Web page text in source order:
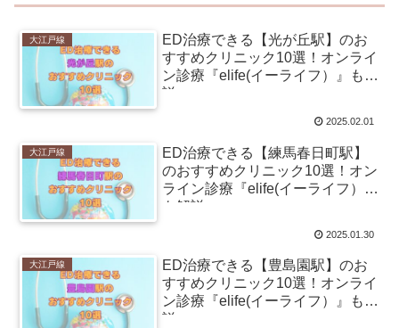
大江戸線
ED治療できる【光が丘駅】のお
すすめクリニック10選！オンライ
ン診療『elife(イーライフ）』も解
説
2025.02.01
大江戸線
ED治療できる【練馬春日町駅】
のおすすめクリニック10選！オン
ライン診療『elife(イーライフ）』
も解説
2025.01.30
大江戸線
ED治療できる【豊島園駅】のお
すすめクリニック10選！オンライ
ン診療『elife(イーライフ）』も解
説